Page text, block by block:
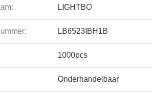
LIGHTBO
LB6523IBH1B
1000pcs
Onderhandelbaar